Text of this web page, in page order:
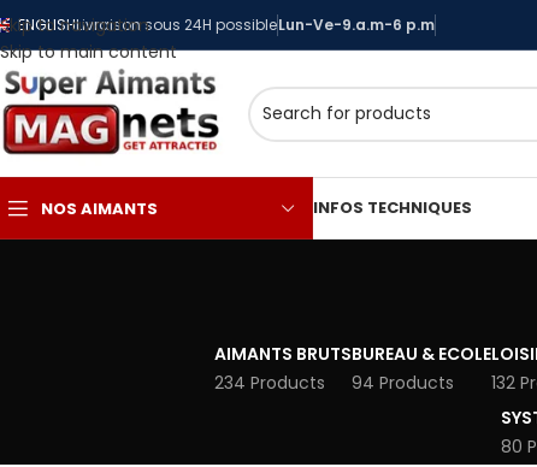
Skip to navigation
Skip to main content
ENGLISHLivraison sous 24H possibleLun-Ve-9.a.m-6 p.m
NOS AIMANTS INFOS TECHNIQUES
AIMANTS BRUTS
234 Products
BUREAU & ECOLE
94 Products
132
80